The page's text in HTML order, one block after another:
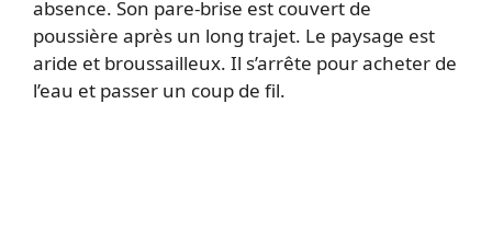
absence. Son pare-brise est couvert de
poussière après un long trajet. Le paysage est
aride et broussailleux. Il s’arrête pour acheter de
l’eau et passer un coup de fil.